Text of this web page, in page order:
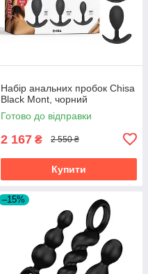
Набір анальних пробок Chisa
Black Mont, чорний
Готово до відправки
2 167 ₴ 2 550 ₴
Купити
–15%